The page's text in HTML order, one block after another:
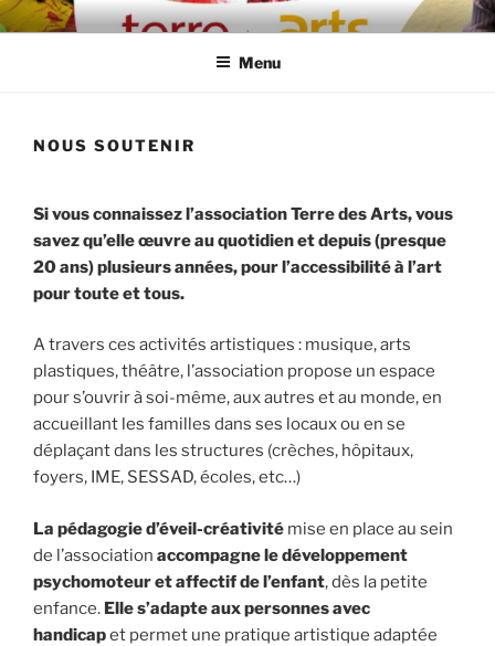
Aller
au
TERRE DES ARTS
Centre d'éveil et d'expression artistique
Menu
NOUS SOUTENIR
Si vous connaissez l’association Terre des Arts, vous
savez qu’elle œuvre au quotidien et depuis (presque
20 ans) plusieurs années, pour l’accessibilité à l’art
pour toute et tous.
A travers ces activités artistiques : musique, arts
plastiques, théâtre, l’association propose un espace
pour s’ouvrir à soi-même, aux autres et au monde, en
accueillant les familles dans ses locaux ou en se
déplaçant dans les structures (crèches, hôpitaux,
foyers, IME, SESSAD, écoles, etc…)
La pédagogie d’éveil-créativité mise en place au sein
de l’association accompagne le développement
psychomoteur et affectif de l’enfant, dès la petite
enfance. Elle s’adapte aux personnes avec
handicapet permet une pratique artistique adaptée